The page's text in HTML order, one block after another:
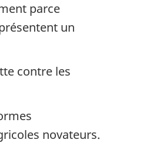
parce
un
contre les
novateurs.